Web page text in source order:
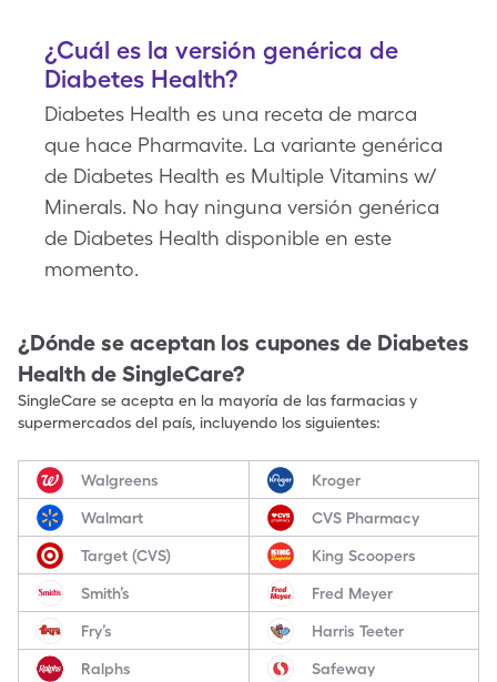
¿Cuál es la versión genérica de
Diabetes Health?
Diabetes Health es una receta de marca
que hace Pharmavite. La variante genérica
de Diabetes Health es Multiple Vitamins w/
Minerals. No hay ninguna versión genérica
de Diabetes Health disponible en este
momento.
¿Dónde se aceptan los cupones de Diabetes
Health de SingleCare?
SingleCare se acepta en la mayoría de las farmacias y
supermercados del país, incluyendo los siguientes:
Walgreens Kroger
Walmart CVS Pharmacy
Target (CVS) King Scoopers
Smith’s Fred Meyer
Fry’s Harris Teeter
Ralphs Safeway